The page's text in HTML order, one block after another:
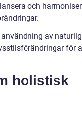
och
av
för
holistisk